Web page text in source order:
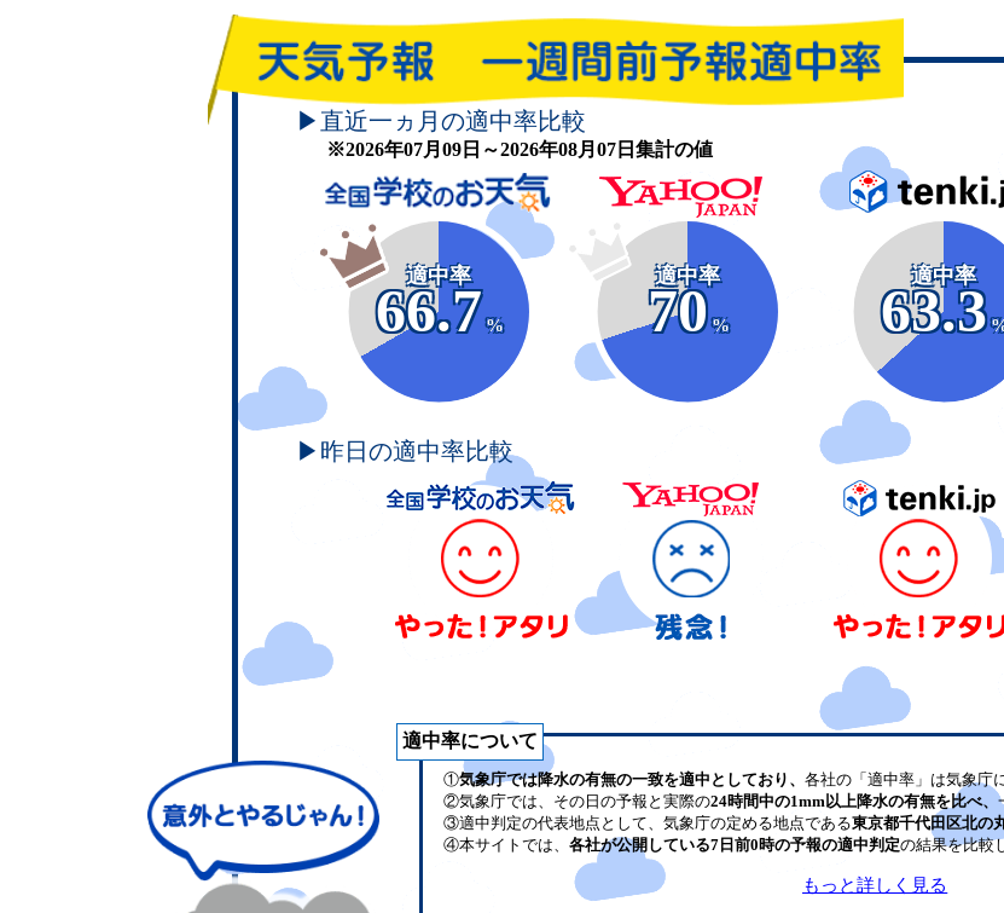
▶直近一ヵ月の適中率比較
※2026年07月09日～2026年08月07日集計の値
適中率
66.7
%
適中率
70
%
適中率
63.3
▶昨日の適中率比較
適中率について
①気象庁では降水の有無の一致を適中としており、 各社の「適中率」は気象庁
②気象庁では、その日の予報と実際の24時間中の1mm以上降水の有無を比べ、
③適中判定の代表地点として、気象庁の定める地点である東京都千代田区北の
④本サイトでは、 各社が公開している7日前0時の予報の適中判定の結果を比較
もっと詳しく見る